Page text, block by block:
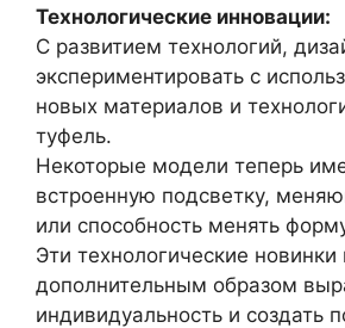
Технологические инновации:
С развитием технологий,
экспериментировать с
новых материалов и
туфель.
Некоторые модели теперь
встроенную подсветку,
или способность менять
Эти технологические
дополнительным образом
индивидуальность и создать